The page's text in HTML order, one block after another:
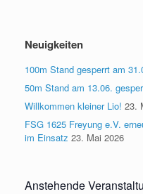
Neuigkeiten
100m Stand gesperrt am
50m Stand am 13.06.
Willkommen kleiner Lio! 23.
FSG 1625 Freyung e.V.
im Einsatz 23. Mai 2026
Anstehende